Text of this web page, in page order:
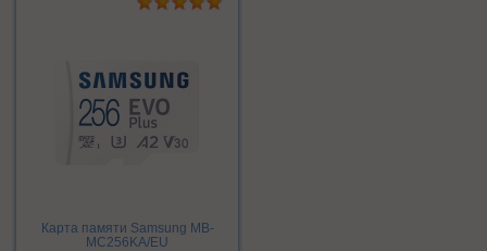
Карта памяти Samsung MB-
MC256KA/EU